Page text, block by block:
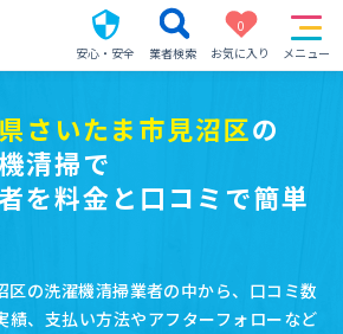
安心・安全 業者検索
0
お気に入り
メニュー
さいたま市見沼区の
清掃で
を料金と口コミで簡単
区の洗濯機清掃業者の中から、口コミ数
績、支払い方法やアフターフォローなど